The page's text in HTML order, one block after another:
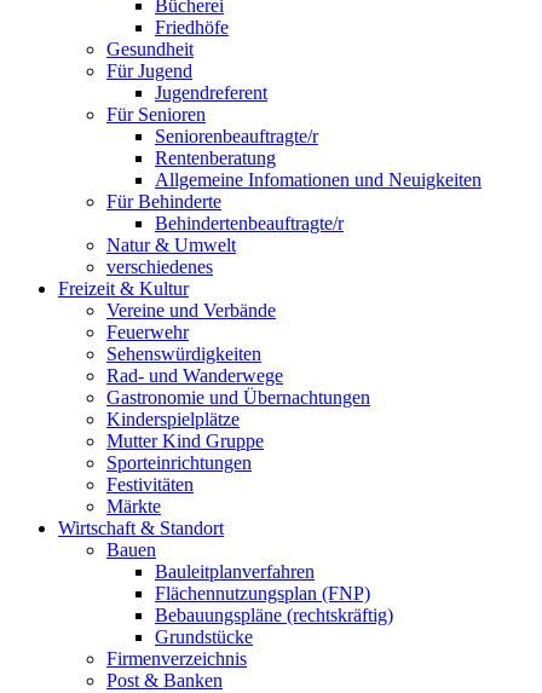
Bücherei
Friedhöfe
Gesundheit
Für Jugend
Jugendreferent
Für Senioren
Seniorenbeauftragte/r
Rentenberatung
Allgemeine Infomationen und Neuigkeiten
Für Behinderte
Behindertenbeauftragte/r
Natur & Umwelt
verschiedenes
Freizeit & Kultur
Vereine und Verbände
Feuerwehr
Sehenswürdigkeiten
Rad- und Wanderwege
Gastronomie und Übernachtungen
Kinderspielplätze
Mutter Kind Gruppe
Sporteinrichtungen
Festivitäten
Märkte
Wirtschaft & Standort
Bauen
Bauleitplanverfahren
Flächennutzungsplan (FNP)
Bebauungspläne (rechtskräftig)
Grundstücke
Firmenverzeichnis
Post & Banken